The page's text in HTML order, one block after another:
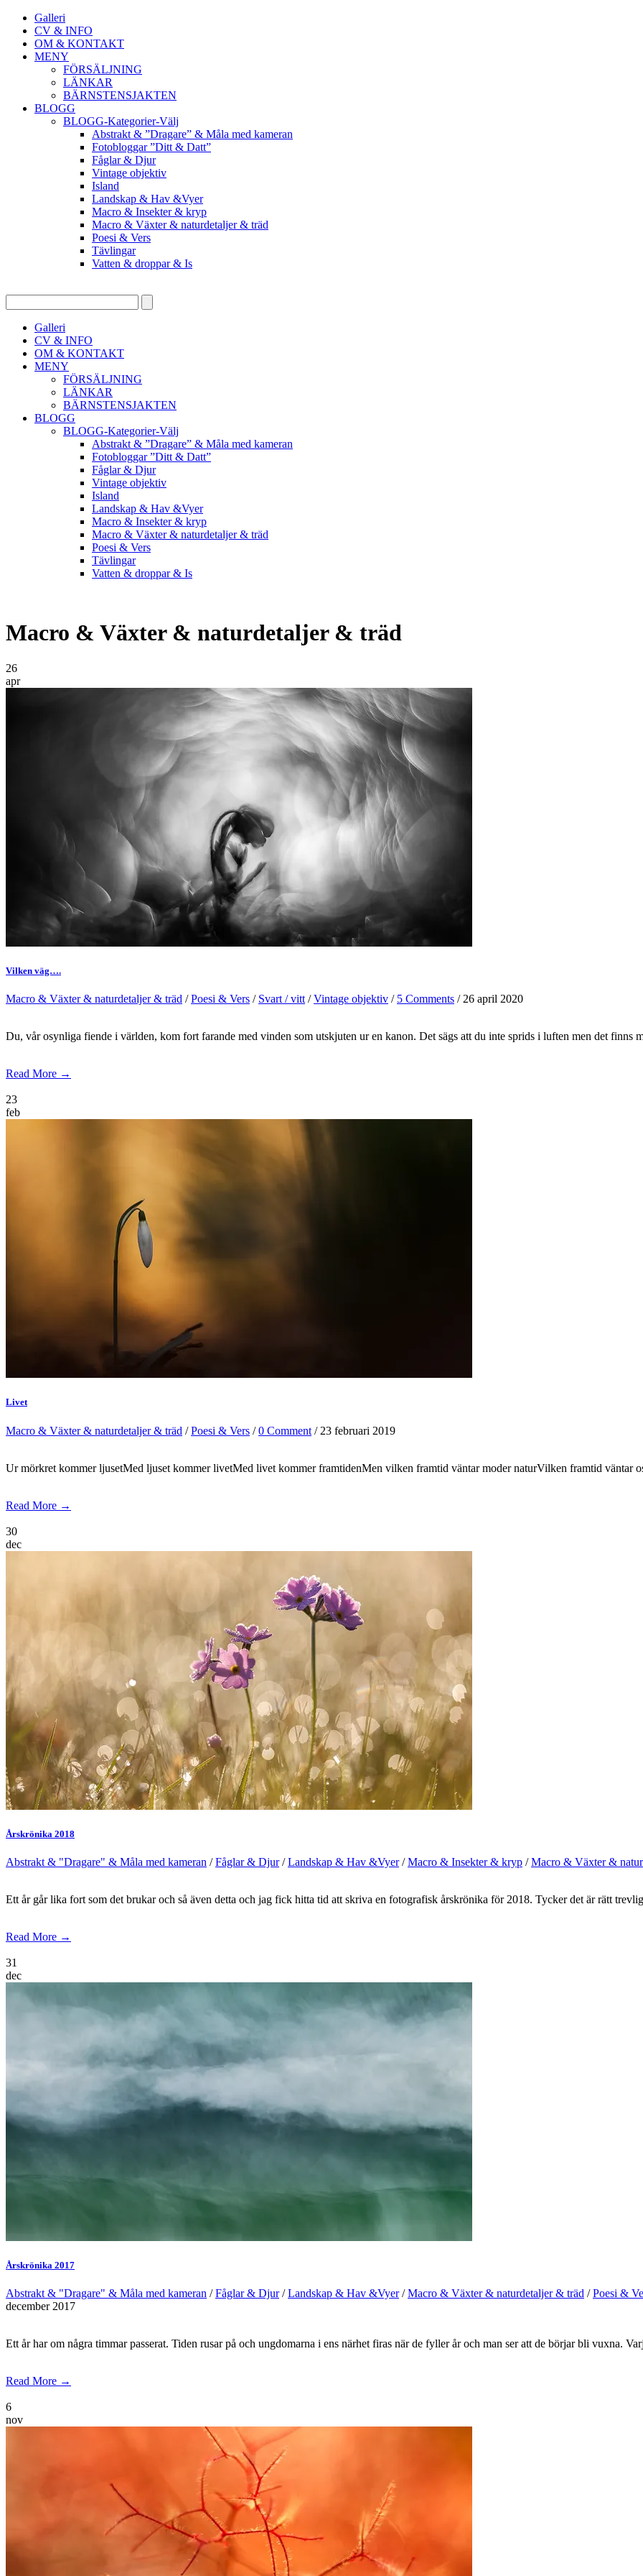
Galleri
CV & INFO
OM & KONTAKT
MENY
FÖRSÄLJNING
LÄNKAR
BÄRNSTENSJAKTEN
BLOGG
BLOGG-Kategorier-Välj
Abstrakt & ”Dragare” & Måla med kameran
Fotobloggar ”Ditt & Datt”
Fåglar & Djur
Vintage objektiv
Island
Landskap & Hav &Vyer
Macro & Insekter & kryp
Macro & Växter & naturdetaljer & träd
Poesi & Vers
Tävlingar
Vatten & droppar & Is
Galleri
CV & INFO
OM & KONTAKT
MENY
FÖRSÄLJNING
LÄNKAR
BÄRNSTENSJAKTEN
BLOGG
BLOGG-Kategorier-Välj
Abstrakt & ”Dragare” & Måla med kameran
Fotobloggar ”Ditt & Datt”
Fåglar & Djur
Vintage objektiv
Island
Landskap & Hav &Vyer
Macro & Insekter & kryp
Macro & Växter & naturdetaljer & träd
Poesi & Vers
Tävlingar
Vatten & droppar & Is
Macro & Växter & naturdetaljer & träd
26
apr
Vilken väg….
Macro & Växter & naturdetaljer & träd /Poesi & Vers / Svart / vitt /Vintage objektiv / 5 Comments / 26 april 2020
Du, vår osynliga fiende i världen, kom fort farande med vinden som utskjuten ur en kanon. Det sägs att du inte sprids i luften men det
Read More →
23
feb
Livet
Macro & Växter & naturdetaljer & träd /Poesi & Vers /0 Comment / 23 februari 2019
Ur mörkret kommer ljusetMed ljuset kommer livetMed livet kommer framtidenMen vilken framtid väntar moder naturVilken framtid väntar
Read More →
30
dec
Årskrönika 2018
Abstrakt & "Dragare" & Måla med kameran /Fåglar & Djur/Landskap & Hav &Vyer/Macro & Insekter & kryp /Macro & Växter &
Ett år går lika fort som det brukar och så även detta och jag fick hitta tid att skriva en fotografisk årskrönika för 2018. Tycker det är rätt
Read More →
31
dec
Årskrönika 2017
Abstrakt & "Dragare" & Måla med kameran /Fåglar & Djur/Landskap & Hav &Vyer/Macro & Växter & naturdetaljer & träd /Poesi &
december 2017
Ett år har om några timmar passerat. Tiden rusar på och ungdomarna i ens närhet firas när de fyller år och man ser att de börjar bli vuxna.
Read More →
6
nov